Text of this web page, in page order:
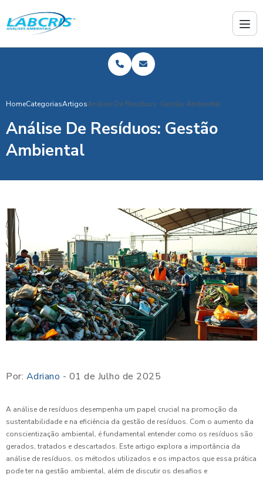
HomeCategoriasArtigosAnálise De Resíduos: Gestão Ambiental
Análise De Resíduos: Gestão
Ambiental
Por: Adriano - 01 de Julho de 2025
A análise de resíduos desempenha um papel crucial na promoção da
sustentabilidade e na eficiência da gestão de resíduos. Com o aumento da
conscientização ambiental, é fundamental entender como os resíduos são
gerados, tratados e descartados. Este artigo explora a importância da
análise de resíduos, os métodos utilizados e os impactos que essa prática
pode ter na gestão ambiental, além de discutir os desafios e